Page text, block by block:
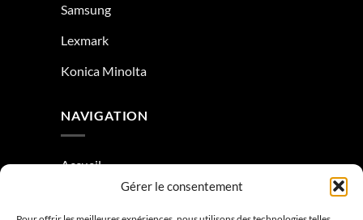
Gérer le consentement
Samsung
Lexmark
Konica Minolta
NAVIGATION
Accueil